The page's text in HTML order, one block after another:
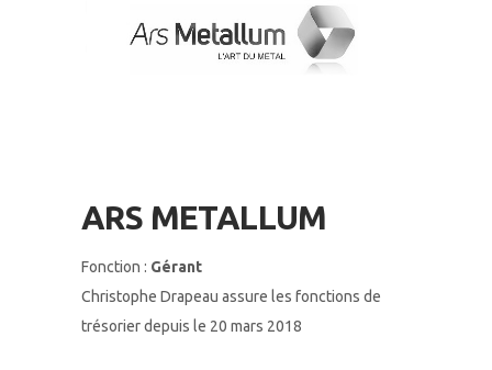
ARS METALLUM
Fonction : Gérant
Christophe Drapeau assure les fonctions de
trésorier depuis le 20 mars 2018